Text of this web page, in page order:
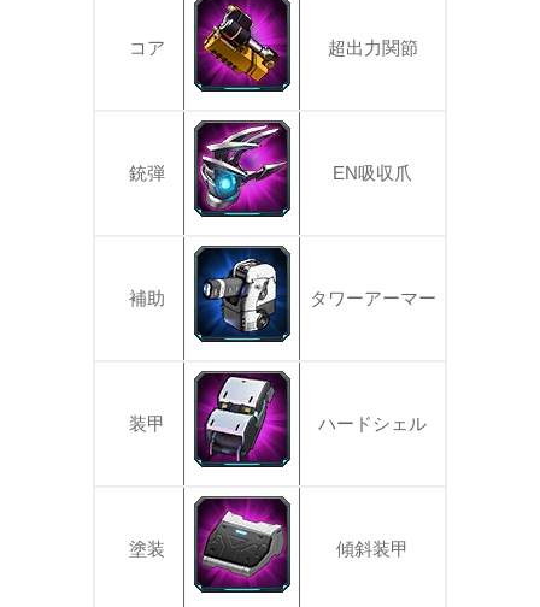
コア 超出力関節
銃弾 EN吸収爪
補助 タワーアーマー
装甲 ハードシェル
塗装 傾斜装甲